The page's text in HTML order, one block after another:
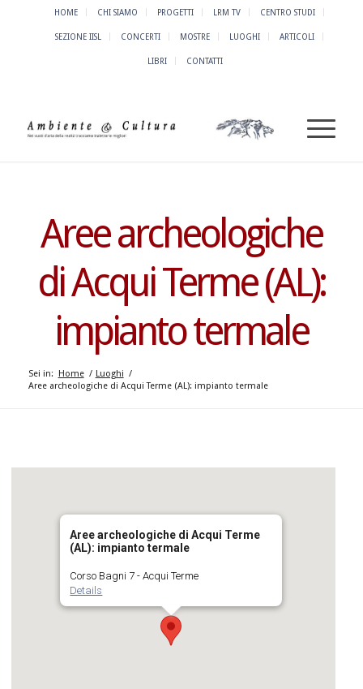
HOME CHI SIAMO PROGETTI LRM TV CENTRO STUDI
SEZIONE IISL CONCERTI MOSTRE LUOGHI ARTICOLI
LIBRI CONTATTI
Aree archeologiche
di Acqui Terme (AL):
impianto termale
Sei in: Home / Luoghi /
Aree archeologiche di Acqui Terme (AL): impianto termale
Aree archeologiche di Acqui Terme
(AL): impianto termale
Corso Bagni 7 - Acqui Terme
Details